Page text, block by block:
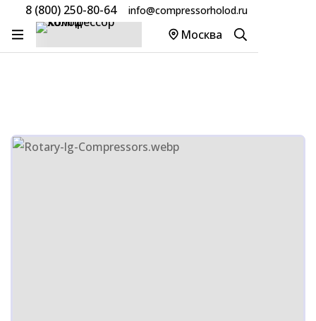
8 (800) 250-80-64 info@compressorholod.ru
Москва
Главная Товары
Компрессоры LG
Компрессор LG QJ264J